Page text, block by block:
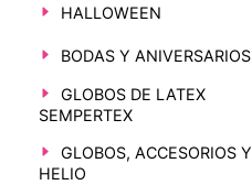
HALLOWEEN
BODAS Y ANIVERSARIOS
GLOBOS DE LATEX
SEMPERTEX
GLOBOS, ACCESORIOS Y
HELIO